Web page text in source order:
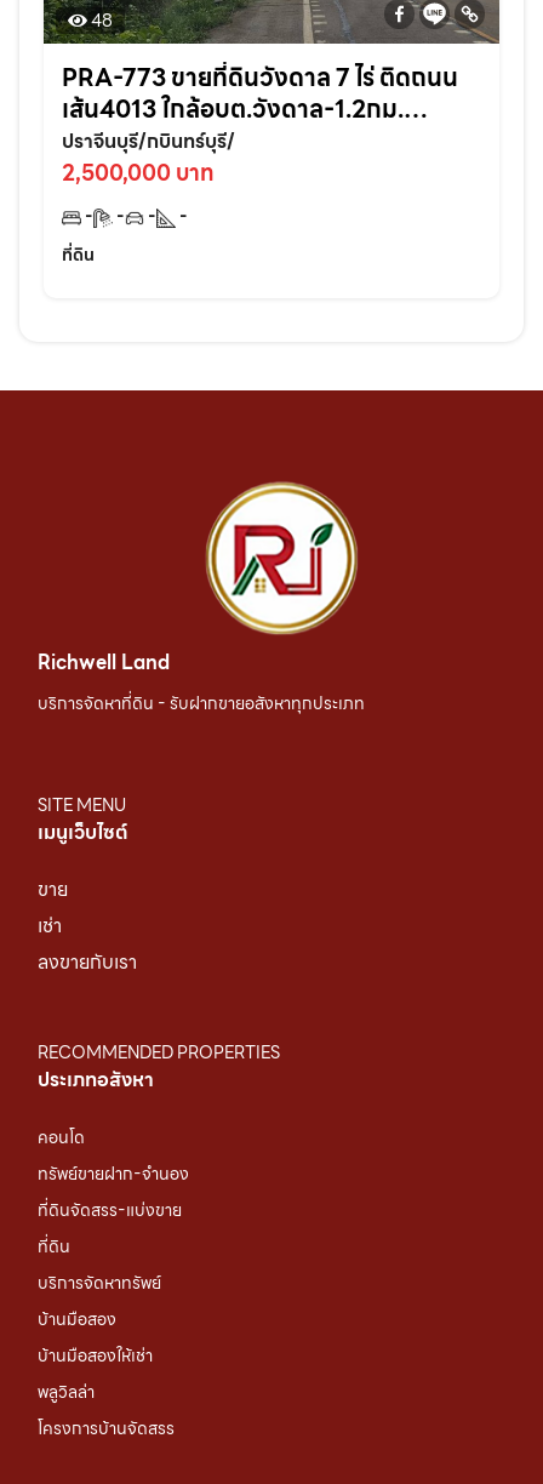
48
PRA-773 ขายที่ดินวังดาล 7 ไร่ ติดถนน
เส้น4013 ใกล้อบต.วังดาล-1.2กม.
อ.กบินทร์บุรี ปราจีนบุรี
ปราจีนบุรี/กบินทร์บุรี/
2,500,000 บาท
- - -
-
ที่ดิน
Richwell Land
บริการจัดหาที่ดิน - รับฝากขายอสังหาทุกประเภท
SITE MENU
เมนูเว็บไซต์
ขาย
เช่า
ลงขายกับเรา
RECOMMENDED PROPERTIES
ประเภทอสังหา
คอนโด
ทรัพย์ขายฝาก-จำนอง
ที่ดินจัดสรร-แบ่งขาย
ที่ดิน
บริการจัดหาทรัพย์
บ้านมือสอง
บ้านมือสองให้เช่า
พลูวิลล่า
โครงการบ้านจัดสรร